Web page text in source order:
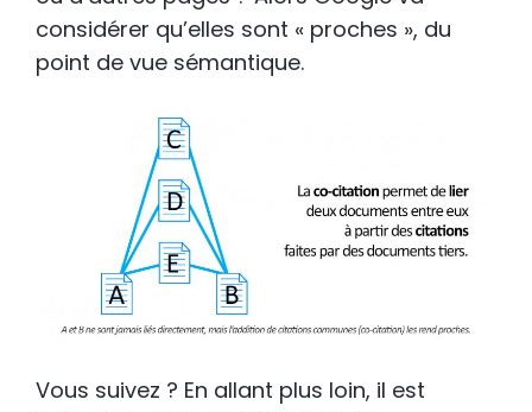
considérer qu’elles sont « proches », du
point de vue sémantique.
Vous suivez ? En allant plus loin, il est